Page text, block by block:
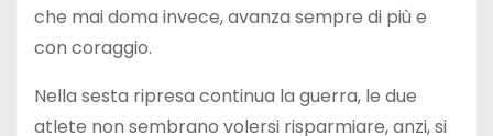
che mai doma invece, avanza sempre di più e
con coraggio.
Nella sesta ripresa continua la guerra, le due
atlete non sembrano volersi risparmiare, anzi, si